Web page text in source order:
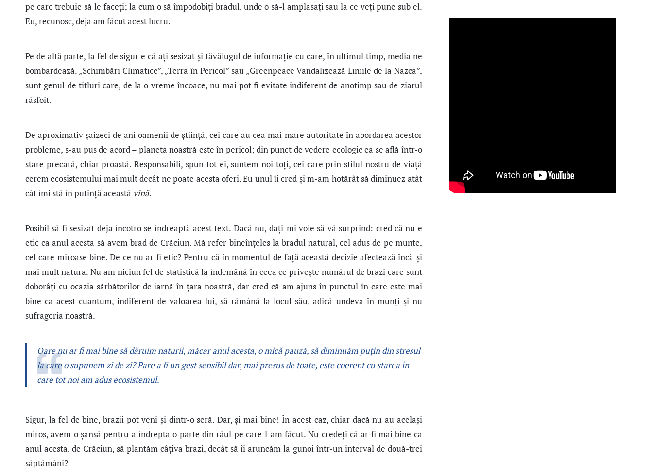
pe care trebuie să le faceţi; la cum o să împodobiţi bradul, unde o să-l amplasaţi sau la ce veţi pune sub el.
Eu, recunosc, deja am făcut acest lucru.
Pe de altă parte, la fel de sigur e că ați sesizat şi tăvălugul de informație cu care, în ultimul timp, media ne
bombardează. „Schimbări Climatice”, „Terra în Pericol” sau „Greenpeace Vandalizează Liniile de la Nazca”,
sunt genul de titluri care, de la o vreme încoace, nu mai pot fi evitate indiferent de anotimp sau de ziarul
răsfoit.
De aproximativ șaizeci de ani oamenii de ştiinţă, cei care au cea mai mare autoritate în abordarea acestor
probleme, s-au pus de acord – planeta noastră este în pericol; din punct de vedere ecologic ea se află într-o
stare precară, chiar proastă. Responsabili, spun tot ei, suntem noi toți, cei care prin stilul nostru de viaţă
cerem ecosistemului mai mult decât ne poate acesta oferi. Eu unul îi cred şi m-am hotărât să diminuez atât
cât îmi stă în putință această vină.
Posibil să fi sesizat deja încotro se îndreaptă acest text. Dacă nu, daţi-mi voie să vă surprind: cred că nu e
etic ca anul acesta să avem brad de Crăciun. Mă refer bineînţeles la bradul natural, cel adus de pe munte,
cel care miroase bine. De ce nu ar fi etic? Pentru că în momentul de faţă această decizie afectează încă şi
mai mult natura. Nu am niciun fel de statistică la îndemână în ceea ce priveşte numărul de brazi care sunt
doborâţi cu ocazia sărbătorilor de iarnă în ţara noastră, dar cred că am ajuns în punctul în care este mai
bine ca acest cuantum, indiferent de valoarea lui, să rămână la locul său, adică undeva în munţi şi nu
sufrageria noastră.
Oare nu ar fi mai bine să dăruim naturii, măcar anul acesta, o mică pauză, să diminuăm puţin din stresul
la care o supunem zi de zi? Pare a fi un gest sensibil dar, mai presus de toate, este coerent cu starea în
care tot noi am adus ecosistemul.
Sigur, la fel de bine, brazii pot veni şi dintr-o seră. Dar, şi mai bine! În acest caz, chiar dacă nu au acelaşi
miros, avem o şansă pentru a îndrepta o parte din răul pe care l-am făcut. Nu credeţi că ar fi mai bine ca
anul acesta, de Crăciun, să plantăm câţiva brazi, decât să îi aruncăm la gunoi într-un interval de două-trei
săptămâni?